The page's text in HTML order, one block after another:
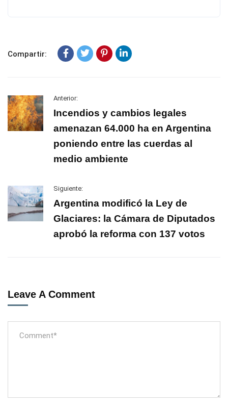
Compartir:
Anterior:
Incendios y cambios legales
amenazan 64.000 ha en Argentina
poniendo entre las cuerdas al
medio ambiente
Siguiente:
Argentina modificó la Ley de
Glaciares: la Cámara de Diputados
aprobó la reforma con 137 votos
Leave A Comment